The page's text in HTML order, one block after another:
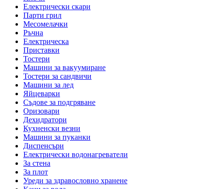
Електрически скари
Парти грил
Месомелачки
Ръчна
Електрическа
Приставки
Тостери
Машини за вакуумиране
Тостери за сандвичи
Машини за лед
Яйцеварки
Съдове за подгряване
Оризовари
Дехидратори
Кухненски везни
Машини за пуканки
Диспенсъри
Електрически водонагреватели
За стена
За плот
Уреди за здравословно хранене